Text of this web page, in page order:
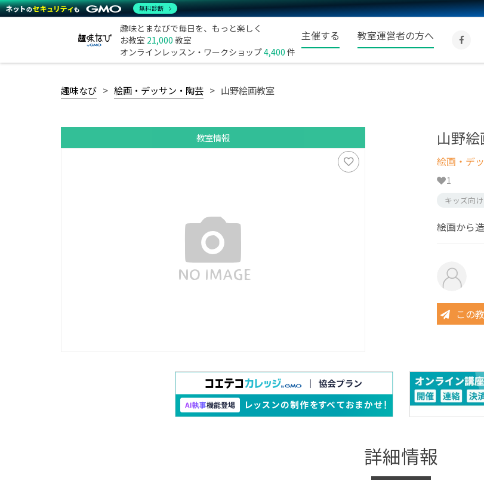
趣味とまなびで毎日を、もっと楽しく
お教室 21,000 教室
オンラインレッスン・ワークショップ4,400 件
主催する 教室運営者の方へ
趣味なび 絵画・デッサン・陶芸 山野絵画教室
教室情報 山野
絵画・デ
1
キッズ向け
絵画から
この
詳細情報
無料診断